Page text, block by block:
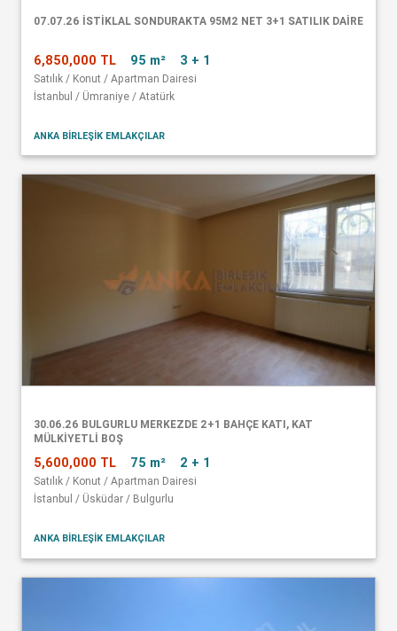
07.07.26 İSTİKLAL SONDURAKTA 95M2 NET 3+1 SATILIK DAİRE
6,850,000 TL 95 m² 3 + 1
Satılık / Konut / Apartman Dairesi
İstanbul / Ümraniye / Atatürk
ANKA BİRLEŞİK EMLAKÇILAR
30.06.26 BULGURLU MERKEZDE 2+1 BAHÇE KATI, KAT
MÜLKİYETLİ BOŞ
5,600,000 TL 75 m² 2 + 1
Satılık / Konut / Apartman Dairesi
İstanbul / Üsküdar / Bulgurlu
ANKA BİRLEŞİK EMLAKÇILAR